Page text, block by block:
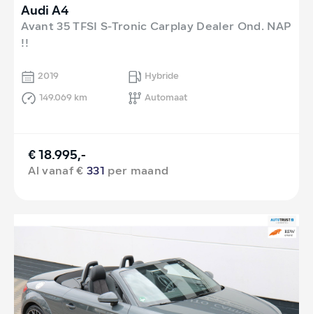
Audi A4
Avant 35 TFSI S-Tronic Carplay Dealer Ond. NAP
!!
2019
Hybride
149.069 km
Automaat
€ 18.995,-
Al vanaf €331 per maand